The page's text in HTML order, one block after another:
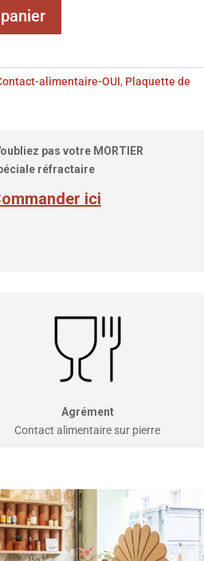
alimentaire-OUI, Plaquette de
pas votre MORTIER
réfractaire
ici
Agrément
Contact alimentaire sur pierre